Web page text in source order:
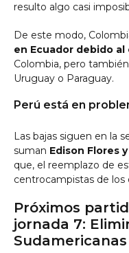
resulto algo casi
De este modo,
en Ecuador debido al
Colombia, pero
Uruguay o Paraguay.
Perú está en
Las bajas siguen en la
suman Edison Flores
que, el reemplazo de
centrocampistas de los
Próximos
jornada 7: